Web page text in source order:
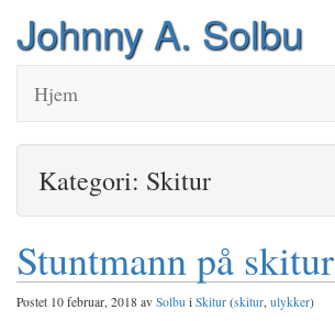
Johnny A. Solbu
Hjem
Kategori: Skitur
Stuntmann på skitur
Postet 10 februar, 2018 av Solbu i Skitur (skitur, ulykker)